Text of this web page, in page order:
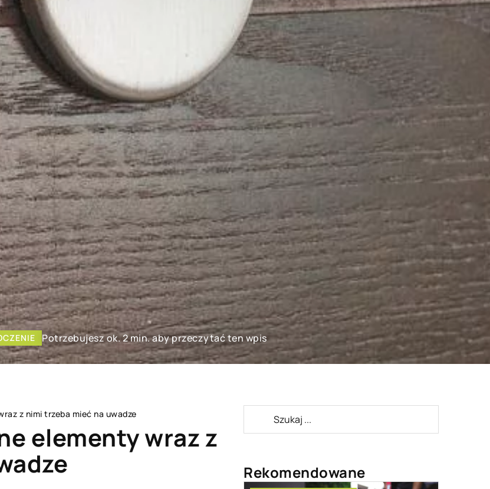
Potrzebujesz ok. 2 min. aby przeczytać ten wpis
z nimi trzeba mieć na uwadze
elementy wraz z
Rekomendowane